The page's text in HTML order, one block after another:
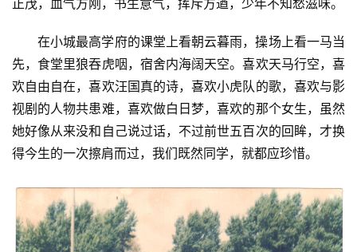
在小城最高学府的课堂上看朝云暮雨，操场上看一马当
先，食堂里狼吞虎咽，宿舍内海阔天空。喜欢天马行空，喜
欢自由自在，喜欢汪国真的诗，喜欢小虎队的歌，喜欢与影
视剧的人物共患难，喜欢做白日梦，喜欢的那个女生，虽然
她好像从来没和自己说过话，不过前世五百次的回眸，才换
得今生的一次擦肩而过，我们既然同学，就都应珍惜。